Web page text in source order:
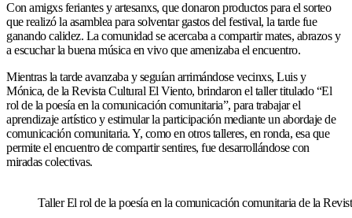
Con amigxs feriantes y artesanxs, que donaron productos para el sorteo
que realizó la asamblea para solventar gastos del festival, la tarde fue
ganando calidez. La comunidad se acercaba a compartir mates, abrazos y
a escuchar la buena música en vivo que amenizaba el encuentro.
Mientras la tarde avanzaba y seguían arrimándose vecinxs, Luis y
Mónica, de la Revista Cultural El Viento, brindaron el taller titulado “El
rol de la poesía en la comunicación comunitaria”, para trabajar el
aprendizaje artístico y estimular la participación mediante un abordaje de
comunicación comunitaria. Y, como en otros talleres, en ronda, esa que
permite el encuentro de compartir sentires, fue desarrollándose con
miradas colectivas.
Taller El rol de la poesía en la comunicación comunitaria de la